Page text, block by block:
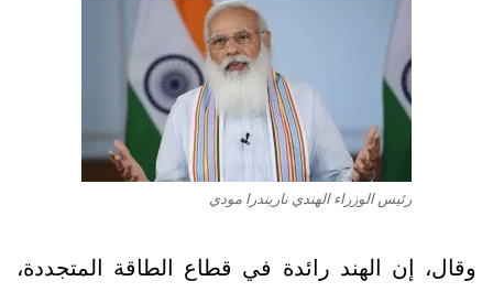
رئيس الوزراء الهندي ناريندرا مودي
وقال، إن الهند رائدة في قطاع الطاقة المتجددة،